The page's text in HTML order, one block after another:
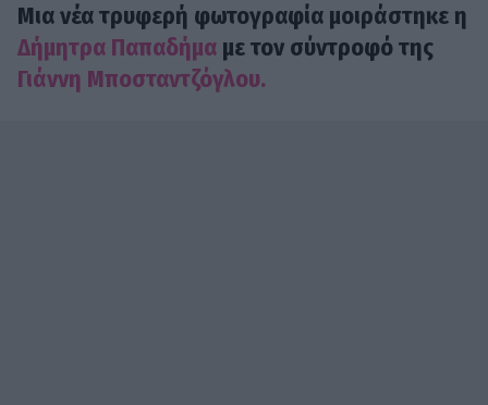
Μια νέα τρυφερή φωτογραφία μοιράστηκε η
Δήμητρα Παπαδήμα με τον σύντροφό της
Γιάννη Μποσταντζόγλου.